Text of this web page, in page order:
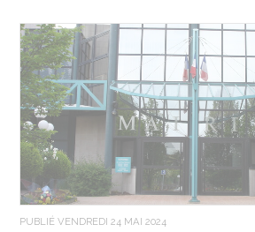
PUBLIÉ VENDREDI 24 MAI 2024